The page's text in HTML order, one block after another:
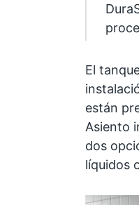
El
están
Asiento
dos
líquidos